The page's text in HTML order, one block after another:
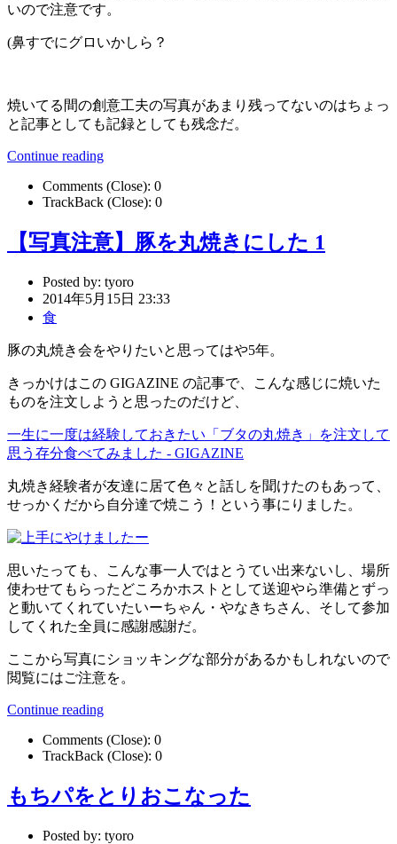
いので注意です。
(鼻すでにグロいかしら？
焼いてる間の創意工夫の写真があまり残ってないのはちょっ
と記事としても記録としても残念だ。
Continue reading
Comments (Close): 0
TrackBack (Close): 0
【写真注意】豚を丸焼きにした 1
Posted by: tyoro
2014年5月15日 23:33
食
豚の丸焼き会をやりたいと思ってはや5年。
きっかけはこの GIGAZINE の記事で、こんな感じに焼いた
ものを注文しようと思ったのだけど、
一生に一度は経験しておきたい「ブタの丸焼き」を注文して
思う存分食べてみました - GIGAZINE
丸焼き経験者が友達に居て色々と話しを聞けたのもあって、
せっかくだから自分達で焼こう！という事にりました。
思いたっても、こんな事一人ではとうてい出来ないし、場所
使わせてもらったどころかホストとして送迎やら準備とずっ
と動いてくれていたいーちゃん・やなきちさん、そして参加
してくれた全員に感謝感謝だ。
ここから写真にショッキングな部分があるかもしれないので
閲覧にはご注意を。
Continue reading
Comments (Close): 0
TrackBack (Close): 0
もちパをとりおこなった
Posted by: tyoro